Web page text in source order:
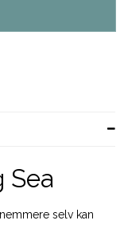
Sea
selv kan